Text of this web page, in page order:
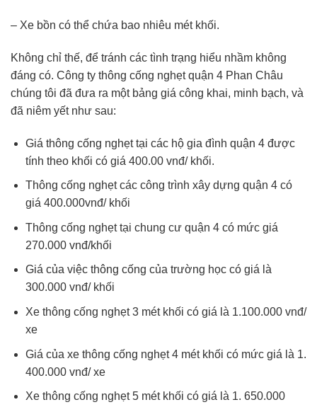
– Xe bồn có thể chứa bao nhiêu mét khối.
Không chỉ thế, để tránh các tình trạng hiểu nhầm không
đáng có. Công ty thông cống nghẹt quận 4 Phan Châu
chúng tôi đã đưa ra một bảng giá công khai, minh bạch, và
đã niêm yết như sau:
Giá thông cống nghẹt tại các hộ gia đình quận 4 được
tính theo khối có giá 400.00 vnđ/ khối.
Thông cống nghẹt các công trình xây dựng quận 4 có
giá 400.000vnđ/ khối
Thông cống nghẹt tại chung cư quận 4 có mức giá
270.000 vnđ/khối
Giá của việc thông cống của trường học có giá là
300.000 vnđ/ khối
Xe thông cống nghẹt 3 mét khối có giá là 1.100.000 vnđ/
xe
Giá của xe thông cống nghẹt 4 mét khối có mức giá là 1.
400.000 vnđ/ xe
Xe thông cống nghẹt 5 mét khối có giá là 1. 650.000